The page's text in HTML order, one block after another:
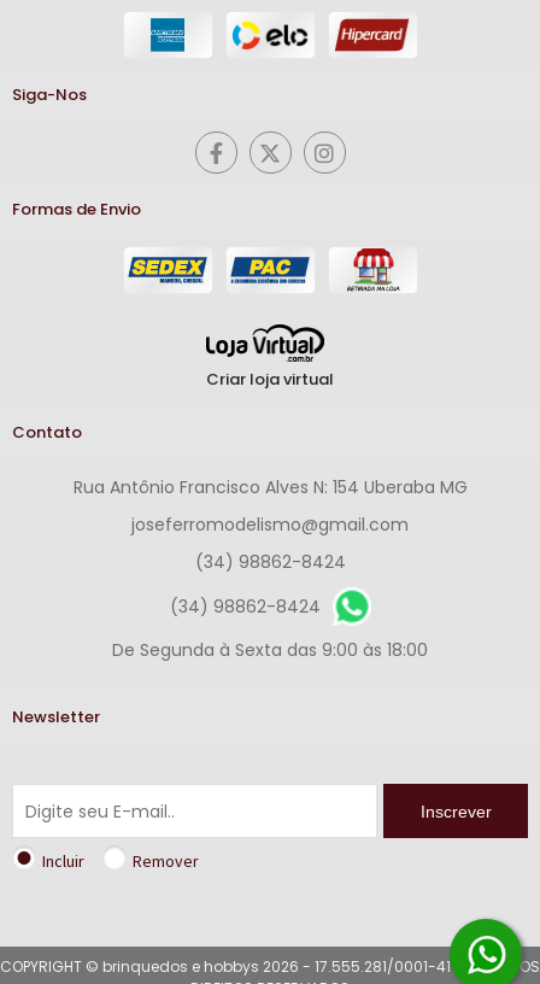
Siga-Nos
Formas de Envio
Criar loja virtual
Contato
Rua Antônio Francisco Alves N: 154 Uberaba MG
joseferromodelismo@gmail.com
(34) 98862-8424
(34) 98862-8424
De Segunda à Sexta das 9:00 às 18:00
Newsletter
Inscrever
Incluir Remover
COPYRIGHT © brinquedos e hobbys 2026 - 17.555.281/0001-41 - TODOS OS